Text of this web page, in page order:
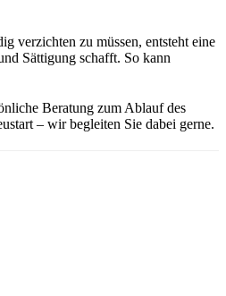
verzichten zu müssen, entsteht eine
Sättigung schafft. So kann
Beratung zum Ablauf des
– wir begleiten Sie dabei gerne.